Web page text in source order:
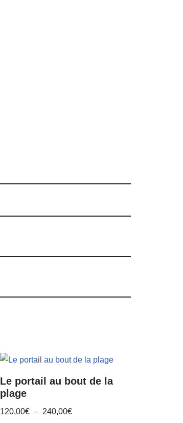
Le portail au bout de la
plage
120,00€ – 240,00€